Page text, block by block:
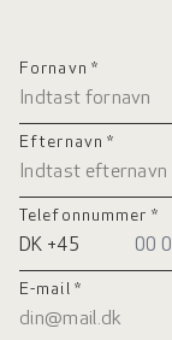
Fornavn *
Efternavn *
Telefonnummer *
E-mail *